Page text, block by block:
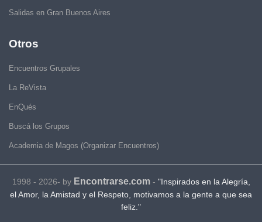
Salidas en Gran Buenos Aires
Otros
Encuentros Grupales
La ReVista
EnQués
Buscá los Grupos
Academia de Magos (Organizar Encuentros)
1998 - 2026- by Encontrarse.com- "Inspirados en la Alegría,
el Amor, la Amistad y el Respeto, motivamos a la gente a que sea
feliz."